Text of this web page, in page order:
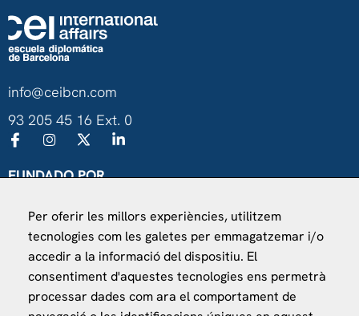
info@ceibcn.com
93 205 45 16 Ext. 0
FUNDADO POR
Ministerio de Asuntos Exteriores, UE y Cooperación
Fundación "la Caixa"
Per oferir les millors experiències, utilitzem
tecnologies com les galetes per emmagatzemar i/o
accedir a la informació del dispositiu. El
consentiment d'aquestes tecnologies ens permetrà
processar dades com ara el comportament de